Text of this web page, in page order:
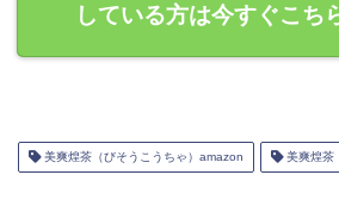
している方は今すぐこち
美爽煌茶（びそうこうちゃ）amazon 美爽煌茶